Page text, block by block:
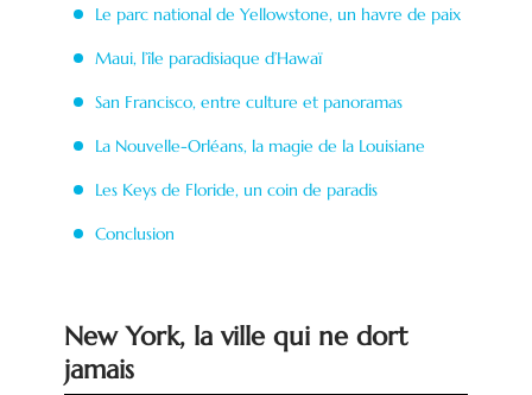
Le parc national de Yellowstone, un havre de paix
Maui, l’île paradisiaque d’Hawaï
San Francisco, entre culture et panoramas
La Nouvelle-Orléans, la magie de la Louisiane
Les Keys de Floride, un coin de paradis
Conclusion
New York, la ville qui ne dort
jamais